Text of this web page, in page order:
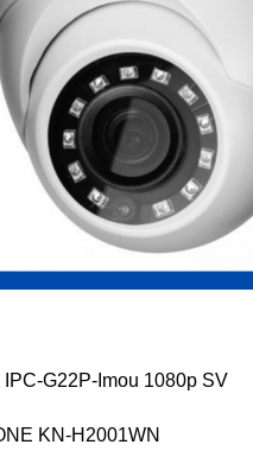
G22P-Imou 1080p SV
KN-H2001WN